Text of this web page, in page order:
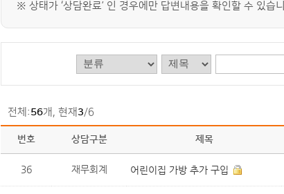
※ 상태가 ‘상담완료’ 인 경우에만 답변내용을 확인할 수 있습
전체:56개, 현재3/6
번호 상담구분 제목
36 재무회계 어린이집 가방 추가 구입